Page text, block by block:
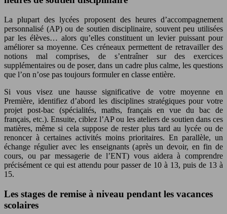
La plupart des lycées proposent des heures d’accompagnement
personnalisé (AP) ou de soutien disciplinaire, souvent peu utilisées
par les élèves… alors qu’elles constituent un levier puissant pour
améliorer sa moyenne. Ces créneaux permettent de retravailler des
notions mal comprises, de s’entraîner sur des exercices
supplémentaires ou de poser, dans un cadre plus calme, les questions
que l’on n’ose pas toujours formuler en classe entière.
Si vous visez une hausse significative de votre moyenne en
Première, identifiez d’abord les disciplines stratégiques pour votre
projet post-bac (spécialités, maths, français en vue du bac de
français, etc.). Ensuite, ciblez l’AP ou les ateliers de soutien dans ces
matières, même si cela suppose de rester plus tard au lycée ou de
renoncer à certaines activités moins prioritaires. En parallèle, un
échange régulier avec les enseignants (après un devoir, en fin de
cours, ou par messagerie de l’ENT) vous aidera à comprendre
précisément ce qui est attendu pour passer de 10 à 13, puis de 13 à
15.
Les stages de remise à niveau pendant les vacances
scolaires